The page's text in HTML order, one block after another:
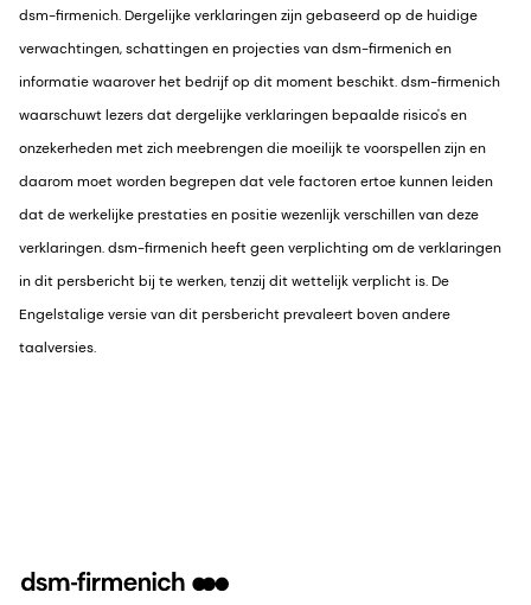
dsm-firmenich. Dergelijke verklaringen zijn gebaseerd op de huidige
verwachtingen, schattingen en projecties van dsm-firmenich en
informatie waarover het bedrijf op dit moment beschikt. dsm-firmenich
waarschuwt lezers dat dergelijke verklaringen bepaalde risico's en
onzekerheden met zich meebrengen die moeilijk te voorspellen zijn en
daarom moet worden begrepen dat vele factoren ertoe kunnen leiden
dat de werkelijke prestaties en positie wezenlijk verschillen van deze
verklaringen. dsm-firmenich heeft geen verplichting om de verklaringen
in dit persbericht bij te werken, tenzij dit wettelijk verplicht is. De
Engelstalige versie van dit persbericht prevaleert boven andere
taalversies.